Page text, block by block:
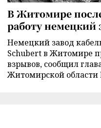
В Житомире
работу немецкий
Немецкий завод
Schubert в Житомире
взрывов, сообщил
Житомирской области